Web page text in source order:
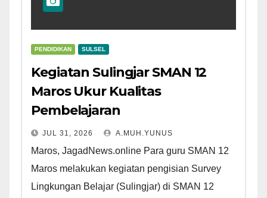
PENDIDIKAN SULSEL
Kegiatan Sulingjar SMAN 12
Maros Ukur Kualitas
Pembelajaran
JUL 31, 2026 A.MUH.YUNUS
Maros, JagadNews.online Para guru SMAN 12
Maros melakukan kegiatan pengisian Survey
Lingkungan Belajar (Sulingjar) di SMAN 12